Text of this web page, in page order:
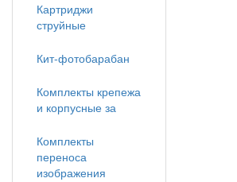
Картриджи
струйные
Кит-фотобарабан
Комплекты крепежа
и корпусные за
Комплекты
переноса
изображения